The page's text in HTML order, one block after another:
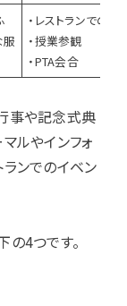
服
・レストランでの食
・授業参観
・PTA会合
事や記念式典
ルやインフォ
ンでのイベン
4つです。